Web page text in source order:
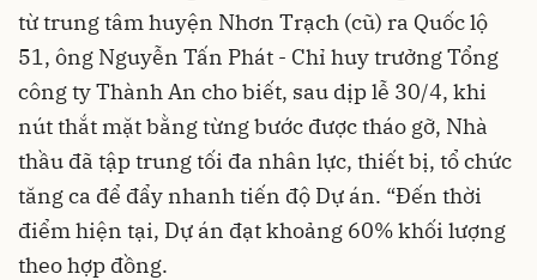
từ trung tâm huyện Nhơn Trạch (cũ) ra Quốc lộ
51, ông Nguyễn Tấn Phát - Chỉ huy trưởng Tổng
công ty Thành An cho biết, sau dịp lễ 30/4, khi
nút thắt mặt bằng từng bước được tháo gỡ, Nhà
thầu đã tập trung tối đa nhân lực, thiết bị, tổ chức
tăng ca để đẩy nhanh tiến độ Dự án. “Đến thời
điểm hiện tại, Dự án đạt khoảng 60% khối lượng
theo hợp đồng.